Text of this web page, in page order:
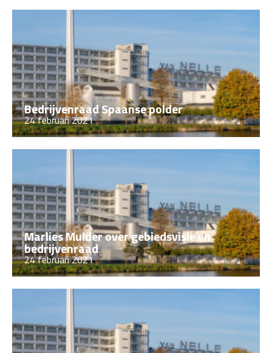
Bedrijvenraad Spaanse polder
24 februari 2021
Marlies Mulder over gebiedsvisie en
bedrijvenraad
24 februari 2021